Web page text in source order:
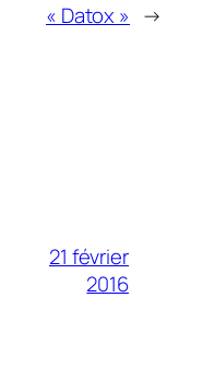
« Datox » →
21 février
2016